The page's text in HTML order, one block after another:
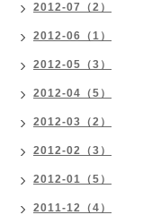
2012-07（2）
2012-06（1）
2012-05（3）
2012-04（5）
2012-03（2）
2012-02（3）
2012-01（5）
2011-12（4）